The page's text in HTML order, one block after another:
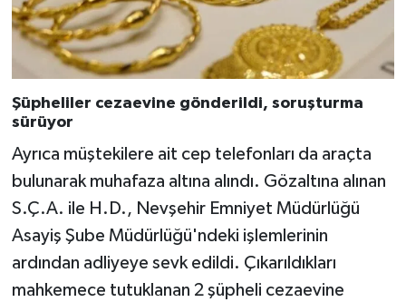
Şüpheliler cezaevine gönderildi, soruşturma
sürüyor
Ayrıca müştekilere ait cep telefonları da araçta
bulunarak muhafaza altına alındı. Gözaltına alınan
S.Ç.A. ile H.D., Nevşehir Emniyet Müdürlüğü
Asayiş Şube Müdürlüğü'ndeki işlemlerinin
ardından adliyeye sevk edildi. Çıkarıldıkları
mahkemece tutuklanan 2 şüpheli cezaevine